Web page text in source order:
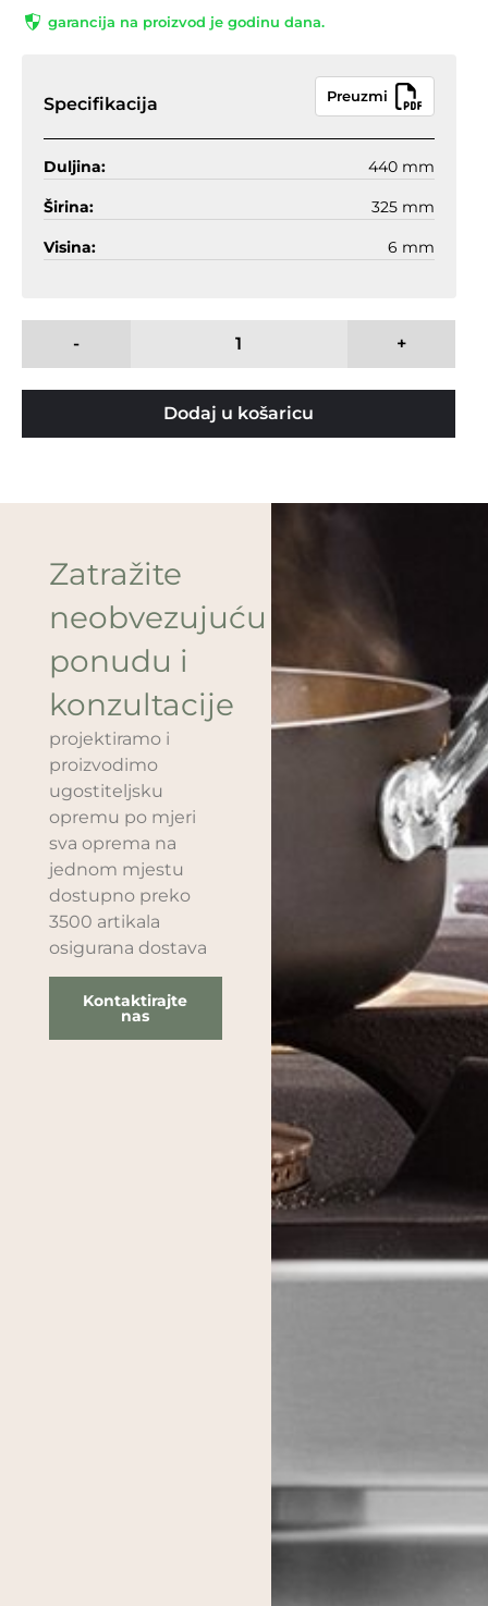
garancija na proizvod je godinu dana.
Specifikacija Preuzmi
Duljina: 440 mm
Širina: 325 mm
Visina: 6 mm
- +
Dodaj u košaricu
Zatražite
neobvezujuću
ponudu i
konzultacije
projektiramo i
proizvodimo
ugostiteljsku
opremu po mjeri
sva oprema na
jednom mjestu
dostupno preko
3500 artikala
osigurana dostava
Kontaktirajte
nas